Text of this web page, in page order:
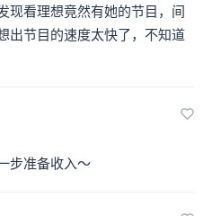
现看理想竟然有她的节目，间
出节目的速度太快了，不知道
步准备收入～